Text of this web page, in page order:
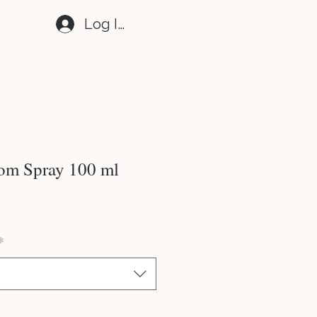
Log In
Spray 100 ml